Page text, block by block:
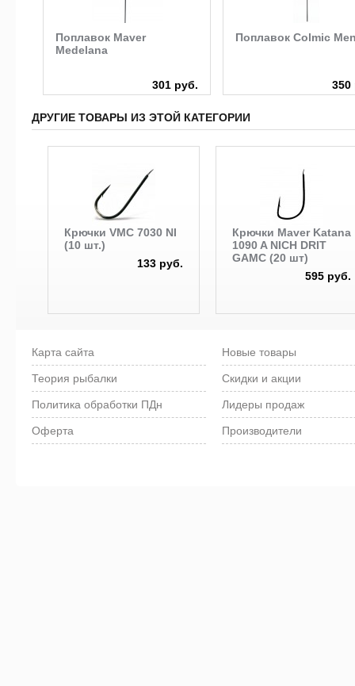
Поплавок Maver
Medelana
301 руб.
Поплавок Colmic
350
ДРУГИЕ ТОВАРЫ ИЗ ЭТОЙ КАТЕГОРИИ
Крючки VMC 7030 NI
(10 шт.)
133 руб.
Крючки Maver Katana
1090 A NICH DRIT
GAMC (20 шт)
595 руб.
Карта сайта
Теория рыбалки
Политика обработки ПДн
Оферта
Новые товары
Скидки и акции
Лидеры продаж
Производители